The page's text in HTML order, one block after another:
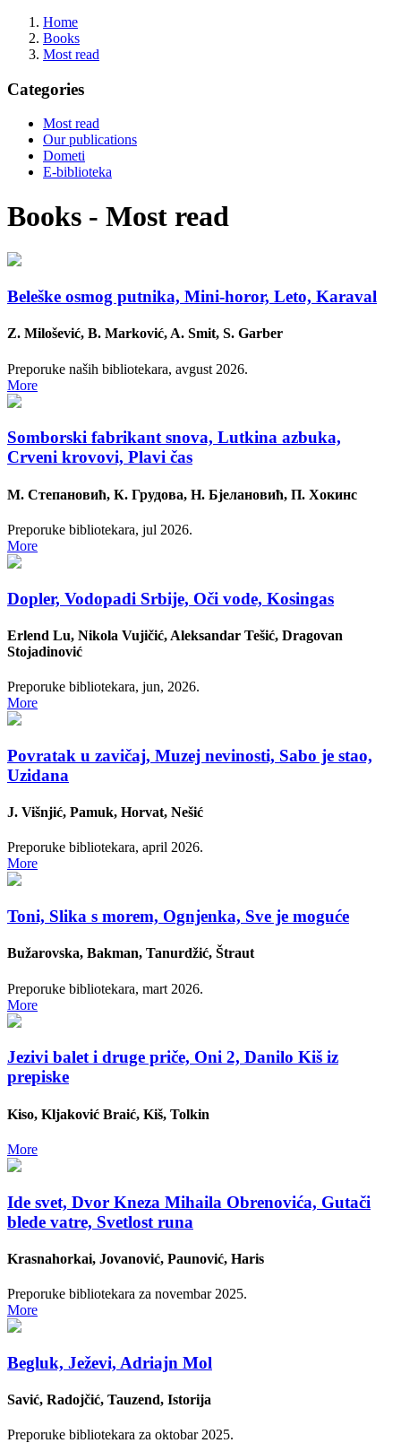
Home
Books
Most read
Categories
Most read
Our publications
Dometi
E-biblioteka
Books - Most read
Beleške osmog putnika, Mini-horor, Leto, Karaval
Z. Milošević, B. Marković, A. Smit, S. Garber
Preporuke naših bibliotekara, avgust 2026.
More
Somborski fabrikant snova, Lutkina azbuka,
Crveni krovovi, Plavi čas
M. Стeпaнoвић, К. Грудoвa, Н. Бjeлaнoвић, П. Хoкинс
Preporuke bibliotekara, jul 2026.
More
Dopler, Vodopadi Srbije, Oči vode, Kosingas
Erlend Lu, Nikola Vujičić, Aleksandar Tešić, Dragovan
Stojadinović
Preporuke bibliotekara, jun, 2026.
More
Povratak u zavičaj, Muzej nevinosti, Sabo je stao,
Uzidana
J. Višnjić, Pamuk, Horvat, Nešić
Preporuke bibliotekara, april 2026.
More
Toni, Slika s morem, Ognjenka, Sve je moguće
Bužarovska, Bakman, Tanurdžić, Štraut
Preporuke bibliotekara, mart 2026.
More
Jezivi balet i druge priče, Oni 2, Danilo Kiš iz
prepiske
Kiso, Klјaković Braić, Kiš, Tolkin
More
Ide svet, Dvor Kneza Mihaila Obrenovića, Gutači
blede vatre, Svetlost runa
Krasnahorkai, Jovanović, Paunović, Haris
Preporuke bibliotekara za novembar 2025.
More
Begluk, Ježevi, Adriajn Mol
Savić, Radojčić, Tauzend, Istorija
Preporuke bibliotekara za oktobar 2025.